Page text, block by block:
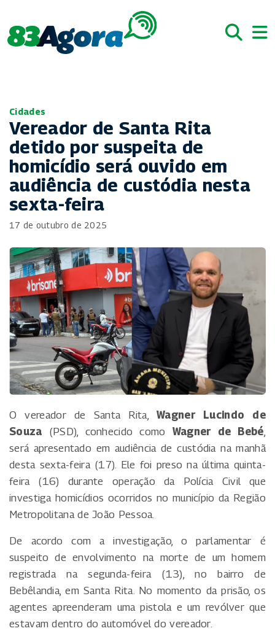
Cidades
Vereador de Santa Rita
detido por suspeita de
homicídio será ouvido em
audiência de custódia nesta
sexta-feira
17 de outubro de 2025
O vereador de Santa Rita,Wagner Lucindo de
Souza (PSD), conhecido como Wagner de Bebé
será apresentado em audiência de custódia na manhã
desta sexta-feira (17). Ele foi preso na última quinta-
feira (16) durante operação da Polícia Civil que
investiga homicídios ocorridos no município da Região
Metropolitana de João Pessoa.
De acordo com a investigação, o parlamentar é
suspeito de envolvimento na morte de um homem
registrada na segunda-feira (13), no bairro de
Bebêlandia, em Santa Rita. No momento da prisão, os
agentes apreenderam uma pistola e um revólver que
estavam dentro do automóvel do vereador.